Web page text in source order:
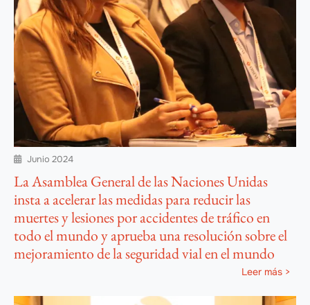
 Junio 2024
La Asamblea General de las Naciones Unidas
insta a acelerar las medidas para reducir las
muertes y lesiones por accidentes de tráfico en
todo el mundo y aprueba una resolución sobre el
mejoramiento de la seguridad vial en el mundo
Leer más >